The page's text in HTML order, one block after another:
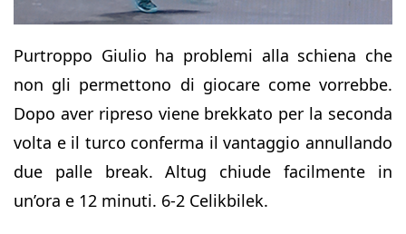
Purtroppo Giulio ha problemi alla schiena che
non gli permettono di giocare come vorrebbe.
Dopo aver ripreso viene brekkato per la seconda
volta e il turco conferma il vantaggio annullando
due palle break. Altug chiude facilmente in
un’ora e 12 minuti. 6-2 Celikbilek.